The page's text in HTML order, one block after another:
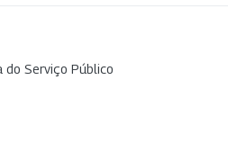
Serviço Público